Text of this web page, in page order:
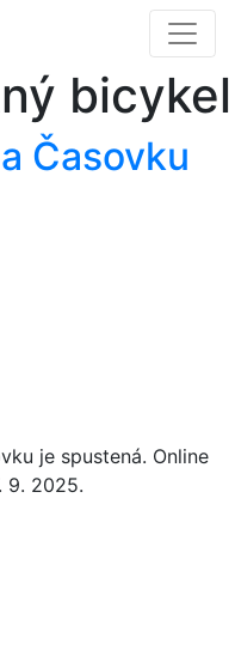
bicykel
Časovku
je spustená. Online
9. 2025.